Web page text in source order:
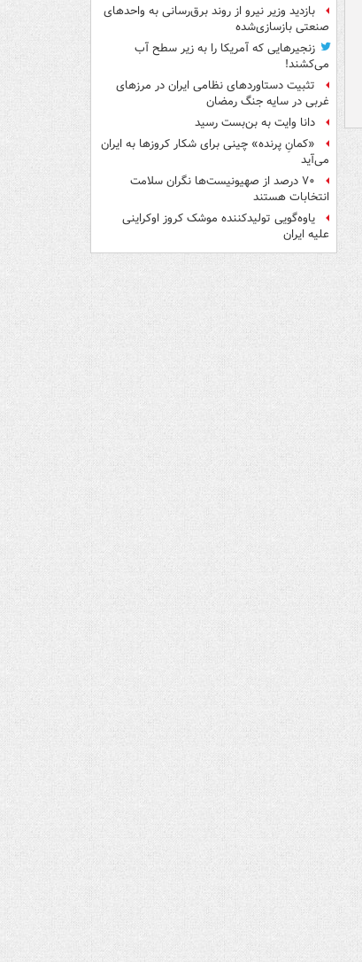
بازدید وزیر نیرو از روند برق‌رسانی به واحدهای
صنعتی بازسازی‌شده
زنجیرهایی که آمریکا را به زیر سطح آب
می‌کشند!
تثبیت دستاوردهای نظامی ایران در مرزهای
غربی در سایه جنگ رمضان
دانا وایت به بن‌بست رسید
«کمانِ پرنده» چینی برای شکار کروزها به ایران
می‌آید
۷۰ درصد از صهیونیست‌ها نگران سلامت
انتخابات هستند
یاوه‌گویی تولیدکننده موشک کروز اوکراینی
علیه ایران